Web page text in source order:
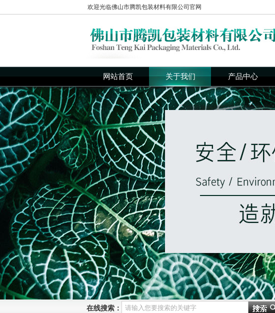
欢迎光临佛山市腾凯包装材料有限公司官网
网站首页 关于我们 产品中心
在线搜索：